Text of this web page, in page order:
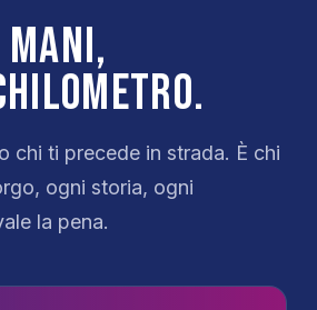
chi ti precede in strada. È chi
ogni storia, ogni
la pena.